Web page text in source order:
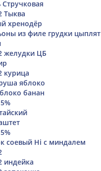
Тыква
хренодёр
из филе грудки цыплят
желудки ЦБ
курица
яблоко
банан
соевый Hi с миндалем
индейка